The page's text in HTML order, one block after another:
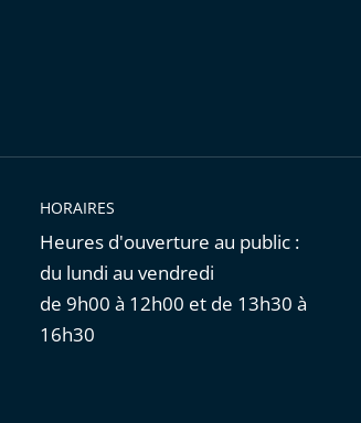
HORAIRES
Heures d'ouverture au public :
du lundi au vendredi
de 9h00 à 12h00 et de 13h30 à
16h30